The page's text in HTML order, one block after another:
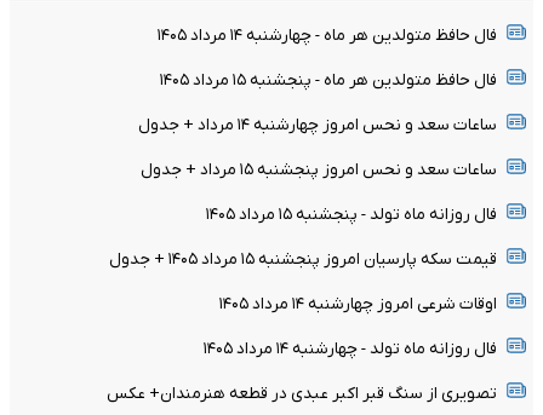
فال حافظ متولدین هر ماه - چهارشنبه ۱۴ مرداد ۱۴۰۵
فال حافظ متولدین هر ماه - پنجشنبه ۱۵ مرداد ۱۴۰۵
ساعات سعد و نحس امروز چهارشنبه ۱۴ مرداد + جدول
ساعات سعد و نحس امروز پنجشنبه ۱۵ مرداد + جدول
فال روزانه ماه تولد - پنجشنبه ۱۵ مرداد ۱۴۰۵
قیمت سکه پارسیان امروز پنجشنبه ۱۵ مرداد ۱۴۰۵ + جدول
اوقات شرعی امروز چهارشنبه ۱۴ مرداد ۱۴۰۵
فال روزانه ماه تولد - چهارشنبه ۱۴ مرداد ۱۴۰۵
تصویری از سنگ قبر اکبر عبدی در قطعه هنرمندان+ عکس